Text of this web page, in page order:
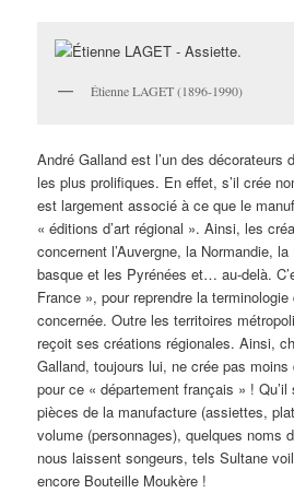
Étienne LAGET (1896-1990)
André Galland est l’un des décorateurs
les plus prolifiques. En effet, s’il crée
est largement associé à ce que le
« éditions d’art régional ». Ainsi, les
concernent l’Auvergne, la Normandie,
basque et les Pyrénées et… au-delà.
France », pour reprendre la terminologie
concernée. Outre les territoires
reçoit ses créations régionales. Ainsi,
Galland, toujours lui, ne crée pas
pour ce « département français » ! Qu’il
pièces de la manufacture (assiettes,
volume (personnages), quelques noms
nous laissent songeurs, tels Sultane
encore Bouteille Moukère !